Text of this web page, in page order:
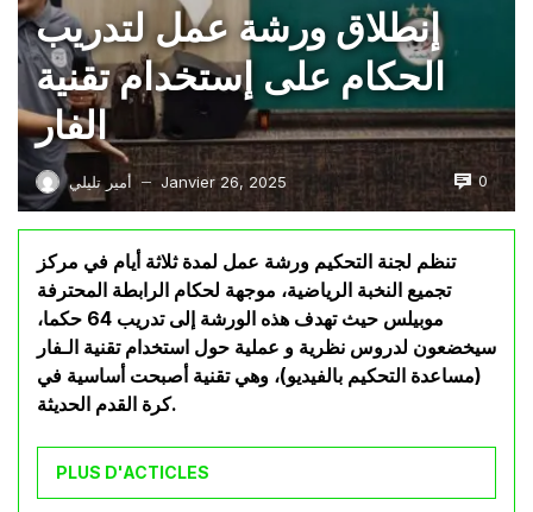
إنطلاق ورشة عمل لتدريب
الحكام على إستخدام تقنية
الفار
أمير تليلي — Janvier 26, 2025 0
تنظم لجنة التحكيم ورشة عمل لمدة ثلاثة أيام في مركز
تجميع النخبة الرياضية، موجهة لحكام الرابطة المحترفة
موبيلس حيث تهدف هذه الورشة إلى تدريب 64 حكما،
سيخضعون لدروس نظرية و عملية حول استخدام تقنية الـفار
(مساعدة التحكيم بالفيديو)، وهي تقنية أصبحت أساسية في
كرة القدم الحديثة.
PLUS D'ACTICLES